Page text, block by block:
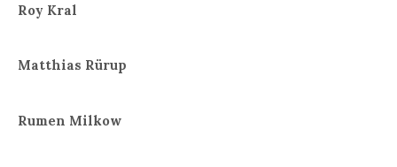
Roy Kral
Matthias Rürup
Rumen Milkow